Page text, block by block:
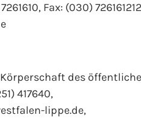
Fax: (030)
des
417640,
lippe.de,